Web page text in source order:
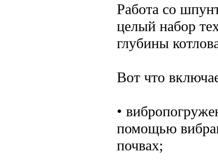
Работа со
целый набор
глубины
Вот что
•
помощью
почвах;